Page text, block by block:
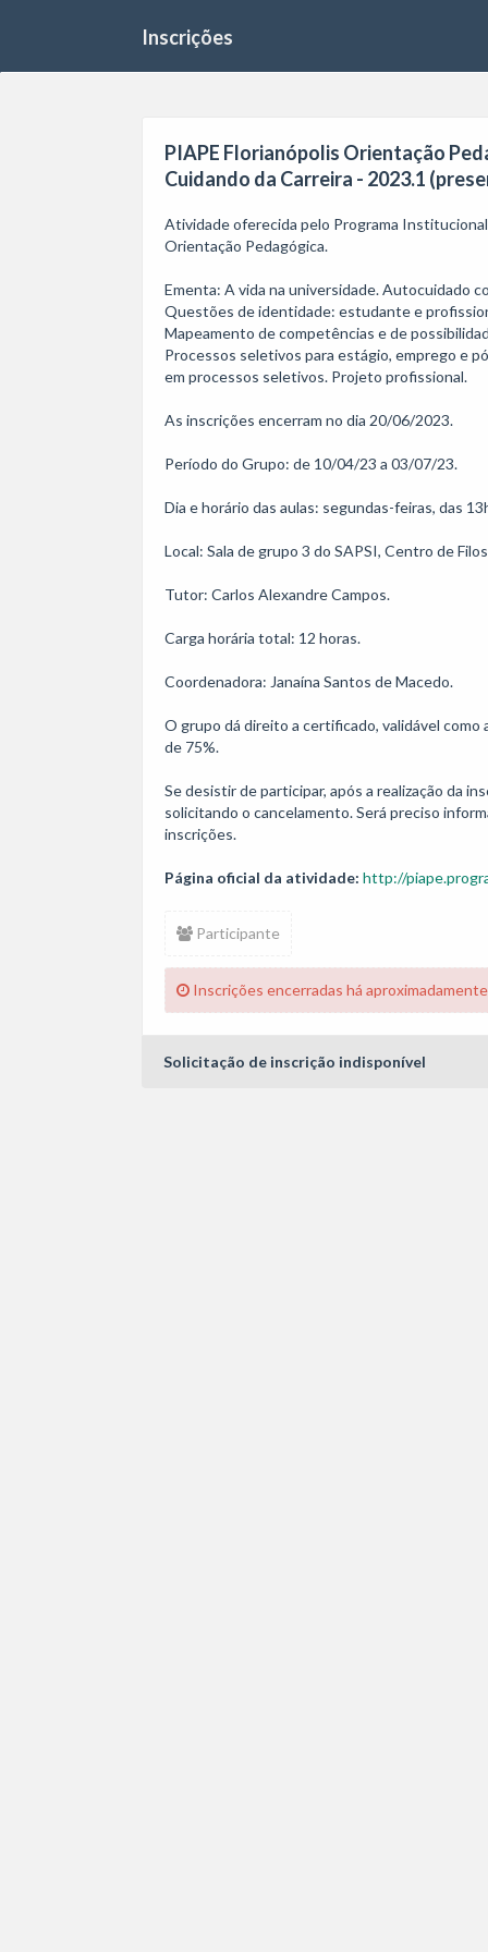
Inscrições
PIAPE Florianópolis Orientação
Cuidando da Carreira - 2023.1
Atividade oferecida pelo Programa
Orientação Pedagógica.
Ementa: A vida na universidade. Autocuidado
Questões de identidade: estudante e
Mapeamento de competências e de
Processos seletivos para estágio, emprego e
em processos seletivos. Projeto profissional.
As inscrições encerram no dia 20/06/2023.
Período do Grupo: de 10/04/23 a 03/07/23.
Dia e horário das aulas: segundas-feiras, das
Local: Sala de grupo 3 do SAPSI, Centro de
Tutor: Carlos Alexandre Campos.
Carga horária total: 12 horas.
Coordenadora: Janaína Santos de Macedo.
O grupo dá direito a certificado, validável
de 75%.
Se desistir de participar, após a realização da
solicitando o cancelamento. Será preciso
Página oficial da atividade: http://
Participante
Inscrições encerradas há
Solicitação de inscrição indisponível